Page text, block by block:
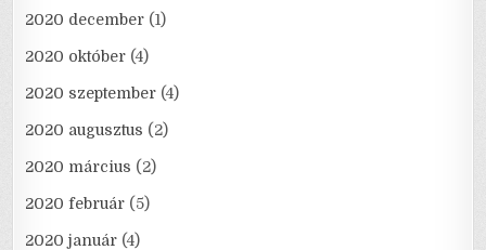
2020 december (1)
2020 október (4)
2020 szeptember (4)
2020 augusztus (2)
2020 március (2)
2020 február (5)
2020 január (4)